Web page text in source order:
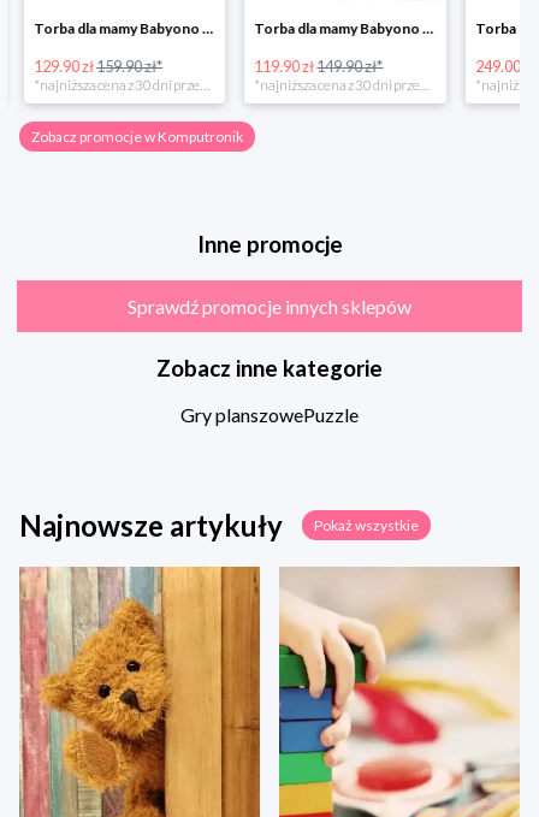
Torba dla mamy Babyono 1505/01 Comfort Icoinic 5/5
129.90 zł159.90 zł*
*najniższa cena z 30 dni przed obniżką
Torba dla mamy Babyono 1507/01 Comfort Chic w super cenie
119.90 zł149.90 zł*
*najniższa cena z 30 dni przed obniżką
249.00 zł
Zobacz promocje w Komputronik
Inne promocje
Sprawdź promocje innych sklepów
Zobacz inne kategorie
Gry planszowePuzzle
Najnowsze artykuły Pokaż wszystkie